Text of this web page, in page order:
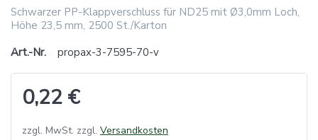
Schwarzer PP-Klappverschluss für ND25 mit Ø3,0mm Loch,
Höhe 23,5 mm, 2500 St./Karton
Art.-Nr.
propax-3-7595-70-v
0,22 €
zzgl. MwSt. zzgl. Versandkosten